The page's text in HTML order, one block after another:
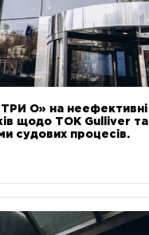
О» на неефективні
щодо ТОК Gulliver та
судових процесів.